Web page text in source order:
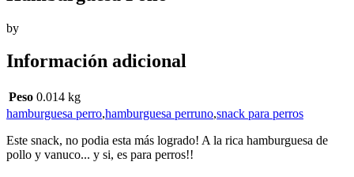
by
Información adicional
Peso 0.014 kg
hamburguesa perro,hamburguesa perruno,snack para perros
Este snack, no podia esta más logrado! A la rica hamburguesa de
pollo y vanuco... y si, es para perros!!